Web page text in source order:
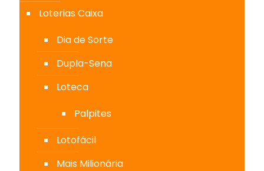
Loterias Caixa
Dia de Sorte
Dupla-Sena
Loteca
Palpites
Lotofácil
Mais Milionária